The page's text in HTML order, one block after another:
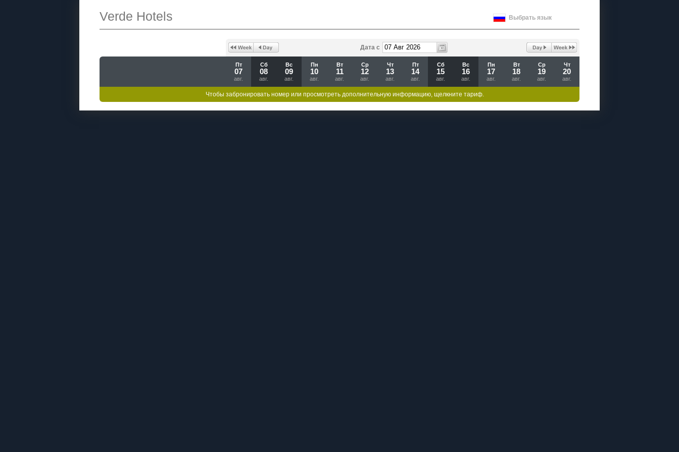
Выбрать язык
Verde Hotels
Дата с
Пт
07
авг.
Сб
08
авг.
Вс
09
авг.
Пн
10
авг.
Вт
11
авг.
Ср
12
авг.
Чт
13
авг.
Пт
14
авг.
Сб
15
авг.
Вс
16
авг.
Пн
17
авг.
Вт
18
авг.
Ср
19
авг.
Чт
20
авг.
Чтобы забронировать номер или просмотреть дополнительную информацию, щелкните тариф.